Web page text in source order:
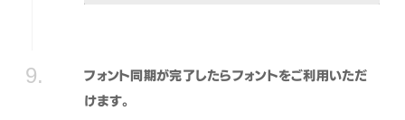
フォント同期が完了したらフォントをご利用いただ
けます。